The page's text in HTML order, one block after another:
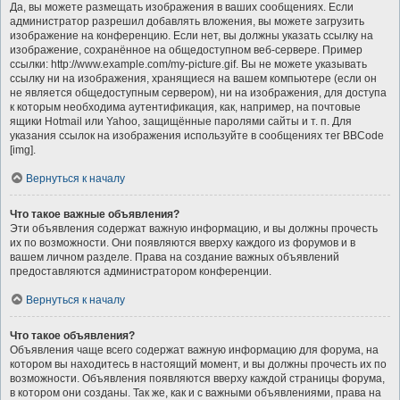
Да, вы можете размещать изображения в ваших сообщениях. Если
администратор разрешил добавлять вложения, вы можете загрузить
изображение на конференцию. Если нет, вы должны указать ссылку на
изображение, сохранённое на общедоступном веб-сервере. Пример
ссылки: http://www.example.com/my-picture.gif. Вы не можете указывать
ссылку ни на изображения, хранящиеся на вашем компьютере (если он
не является общедоступным сервером), ни на изображения, для доступа
к которым необходима аутентификация, как, например, на почтовые
ящики Hotmail или Yahoo, защищённые паролями сайты и т. п. Для
указания ссылок на изображения используйте в сообщениях тег BBCode
[img].
Вернуться к началу
Что такое важные объявления?
Эти объявления содержат важную информацию, и вы должны прочесть
их по возможности. Они появляются вверху каждого из форумов и в
вашем личном разделе. Права на создание важных объявлений
предоставляются администратором конференции.
Вернуться к началу
Что такое объявления?
Объявления чаще всего содержат важную информацию для форума, на
котором вы находитесь в настоящий момент, и вы должны прочесть их по
возможности. Объявления появляются вверху каждой страницы форума,
в котором они созданы. Так же, как и с важными объявлениями, права на